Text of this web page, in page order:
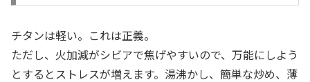
チタンは軽い。これは正義。
ただし、火加減がシビアで焦げやすいので、万能にしよう
とするとストレスが増えます。湯沸かし、簡単な炒め、薄